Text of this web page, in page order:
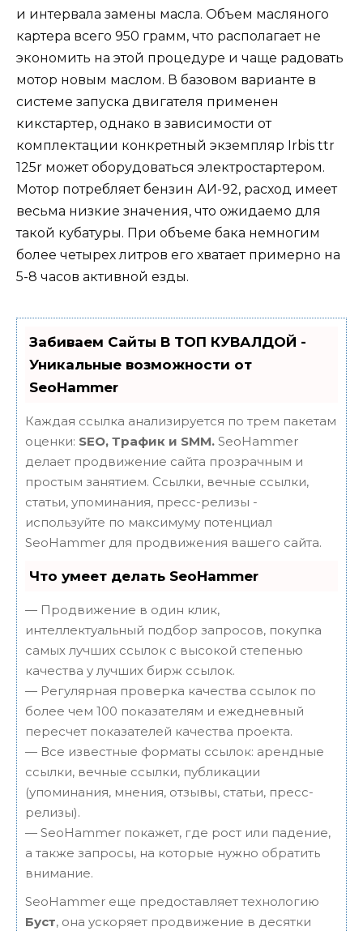
и интервала замены масла. Объем масляного
картера всего 950 грамм, что располагает не
экономить на этой процедуре и чаще радовать
мотор новым маслом. В базовом варианте в
системе запуска двигателя применен
кикстартер, однако в зависимости от
комплектации конкретный экземпляр Irbis ttr
125r может оборудоваться электростартером.
Мотор потребляет бензин АИ-92, расход имеет
весьма низкие значения, что ожидаемо для
такой кубатуры. При объеме бака немногим
более четырех литров его хватает примерно на
5-8 часов активной езды.
Забиваем Сайты В ТОП КУВАЛДОЙ -
Уникальные возможности от
SeoHammer
Каждая ссылка анализируется по трем пакетам
оценки: SEO, Трафик и SMM. SeoHammer
делает продвижение сайта прозрачным и
простым занятием. Ссылки, вечные ссылки,
статьи, упоминания, пресс-релизы -
используйте по максимуму потенциал
SeoHammer для продвижения вашего сайта.
Что умеет делать SeoHammer
— Продвижение в один клик,
интеллектуальный подбор запросов, покупка
самых лучших ссылок с высокой степенью
качества у лучших бирж ссылок.
— Регулярная проверка качества ссылок по
более чем 100 показателям и ежедневный
пересчет показателей качества проекта.
— Все известные форматы ссылок: арендные
ссылки, вечные ссылки, публикации
(упоминания, мнения, отзывы, статьи, пресс-
релизы).
— SeoHammer покажет, где рост или падение,
а также запросы, на которые нужно обратить
внимание.
SeoHammer еще предоставляет технологию
Буст, она ускоряет продвижение в десятки